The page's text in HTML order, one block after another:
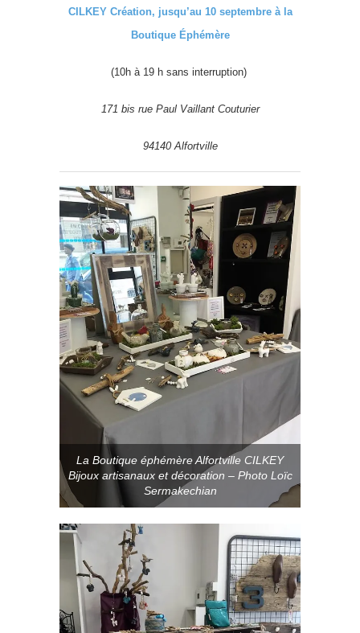
CILKEY Création, jusqu’au 10 septembre à la
Boutique Éphémère
(10h à 19 h sans interruption)
171 bis rue Paul Vaillant Couturier
94140 Alfortville
La Boutique éphémère Alfortville CILKEY
Bijoux artisanaux et décoration – Photo Loïc
Sermakechian